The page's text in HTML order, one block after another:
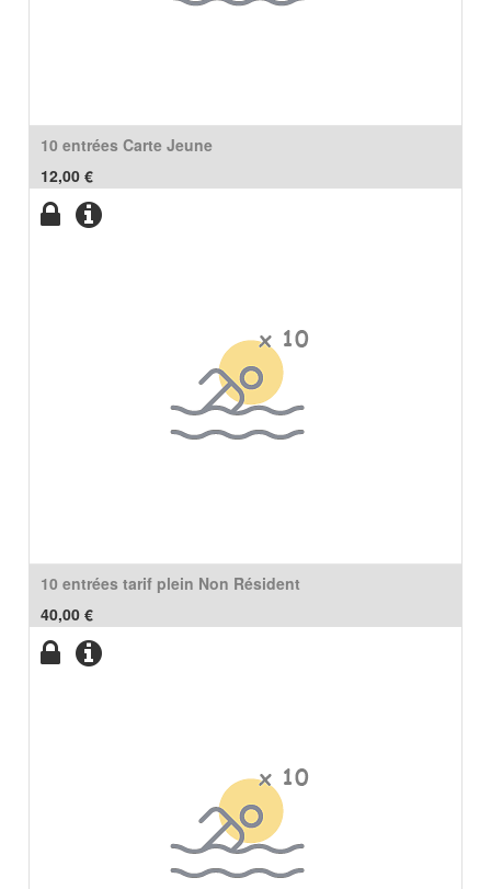
10 entrées Carte Jeune
12,00 €
10 entrées tarif plein Non Résident
40,00 €